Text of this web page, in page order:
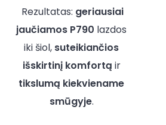
Rezultatas: geriausiai
jaučiamos P790 lazdos
iki šiol, suteikiančios
išskirtinį komfortą ir
tikslumą kiekviename
smūgyje.